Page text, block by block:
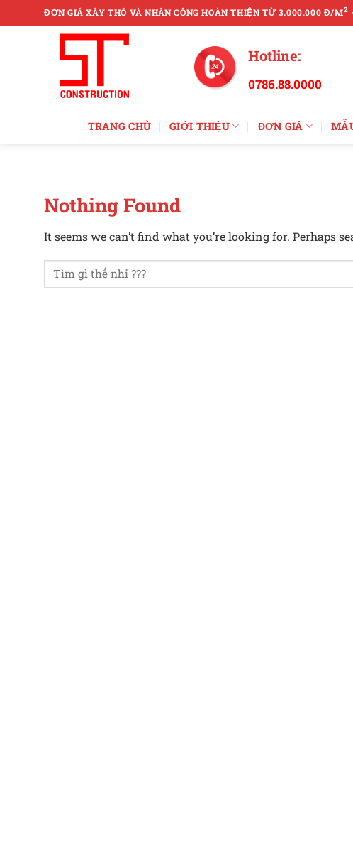
to
ĐƠN GIÁ XÂY THÔ VÀ NHÂN CÔNG HOÀN THIỆN TỪ 3.000.000 Đ/M2
Hotline:
0786.88.0000
TRANG CHỦ GIỚI THIỆU ĐƠN GIÁ
Nothing Found
It seems we can’t find what you’re looking for. Perhaps